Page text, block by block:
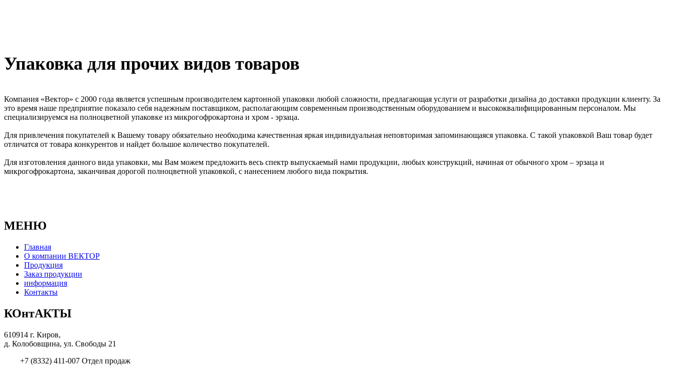
Упаковка для прочих видов товаров
Компания «Вектор» с 2000 года является успешным производителем картонной упаковки любой сложности, предлагающая услуги от разработки дизайна до доставки продукции клиенту. За
это время наше предприятие показало себя надежным поставщиком, располагающим современным производственным оборудованием и высококвалифицированным персоналом. Мы
специализируемся на полноцветной упаковке из микрогофрокартона и хром - эрзаца.
Для привлечения покупателей к Вашему товару обязательно необходима качественная яркая индивидуальная неповторимая запоминающаяся упаковка. С такой упаковкой Ваш товар будет
отличатся от товара конкурентов и найдет большое количество покупателей.
Для изготовления данного вида упаковки, мы Вам можем предложить весь спектр выпускаемый нами продукции, любых конструкций, начиная от обычного хром – эрзаца и
микрогофрокартона, заканчивая дорогой полноцветной упаковкой, с нанесением любого вида покрытия.
МЕНЮ
Главная
О компании ВЕКТОР
Продукция
Заказ продукции
информация
Контакты
КОнтАКТЫ
610914 г. Киров,
д. Колобовщина, ул. Свободы 21
+7 (8332) 411-007 Отдел продаж